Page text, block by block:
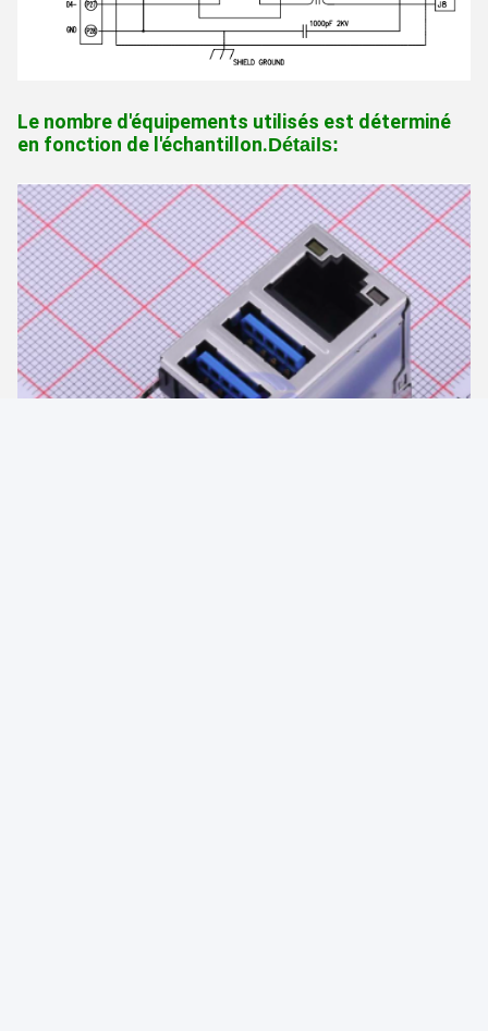
Le nombre d'équipements utilisés est déterminé
en fonction de l'échantillon.Détails: